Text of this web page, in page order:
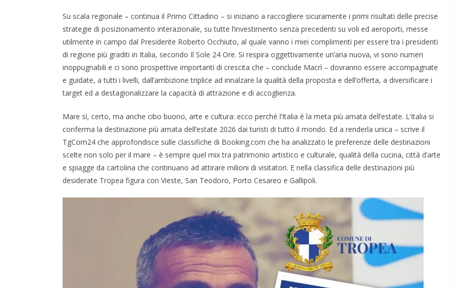
Su scala regionale – continua il Primo Cittadino – si iniziano a raccogliere sicuramente i primi risultati delle precise
strategie di posizionamento interazionale, su tutte l’investimento senza precedenti su voli ed aeroporti, messe
utilmente in campo dal Presidente Roberto Occhiuto, al quale vanno i miei complimenti per essere tra i presidenti
di regione più graditi in Italia, secondo Il Sole 24 Ore. Si respira oggettivamente un’aria nuova, vi sono numeri
inoppugnabili e ci sono prospettive importanti di crescita che – conclude Macrì – dovranno essere accompagnate
e guidate, a tutti i livelli, dall’ambizione triplice ad innalzare la qualità della proposta e dell’offerta, a diversificare i
target ed a destagionalizzare la capacità di attrazione e di accoglienza.
Mare sì, certo, ma anche cibo buono, arte e cultura: ecco perché l’Italia è la meta più amata dell’estate. L’Italia si
conferma la destinazione più amata dell’estate 2026 dai turisti di tutto il mondo. Ed a renderla unica – scrive il
TgCom24 che approfondisce sulle classifiche di Booking.com che ha analizzato le preferenze delle destinazioni
scelte non solo per il mare – è sempre quel mix tra patrimonio artistico e culturale, qualità della cucina, città d’arte
e spiagge da cartolina che continuano ad attirare milioni di visitatori. E nella classifica delle destinazioni più
desiderate Tropea figura con Vieste, San Teodoro, Porto Cesareo e Gallipoli.